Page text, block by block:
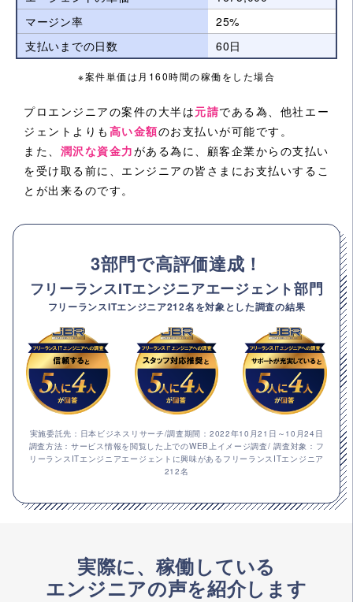
マージン率
25%
支払いまでの日数
60日
※案件単価は月160時間の稼働をした場合
プロエンジニアの案件の大半は元請である為、他社エー
ジェントよりも 高い金額のお支払いが可能です。
また、 潤沢な資金力がある為に、顧客企業からの支払い
を受け取る前に、エンジニアの皆さまにお支払いするこ
とが出来るのです。
3部門で高評価達成！
フリーランスITエンジニアエージェント部門
フリーランスITエンジニア212名を対象とした調査の結果
実施委託先：日本ビジネスリサーチ/調査期間：2022年10月21日～10月24日
調査方法：サービス情報を閲覧した上でのWEB上イメージ調査/ 調査対象：フ
リーランスITエンジニアエージェントに興味があるフリーランスITエンジニア
212名
実際に、稼働している
エンジニアの声を紹介します